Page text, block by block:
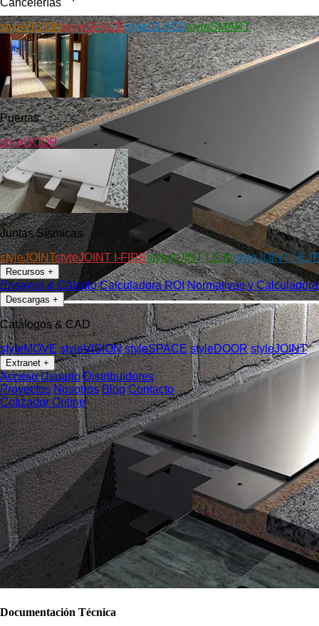
styleVISIONstyleSPACEstyleGLASSstyleSMART
Puertas
styleDOOR
Juntas Sísmicas
styleJOINTstyleJOINT I-FIREstyleJOINT I-EJAstyleJOINT I-EJP
Recursos +
Ensayos & Cálculo Calculadora ROI Normativas y
Descargas +
Catálogos & CAD
styleMOVE styleVISION styleSPACE styleDOOR styleJOINT
Extranet +
Acceso Usuario Distribuidores
Proyectos Nosotros Blog Contacto
Cotizador Online
Documentación Técnica